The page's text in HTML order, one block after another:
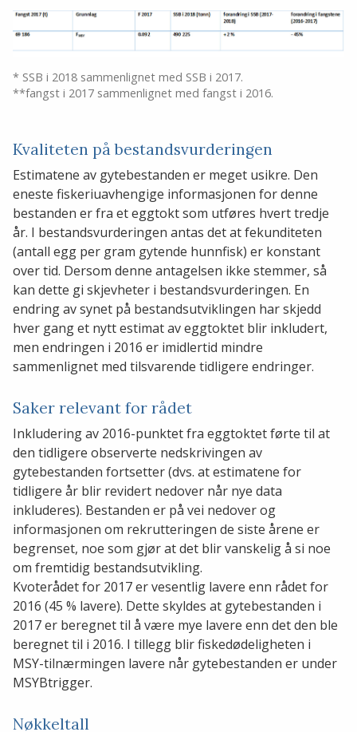
* SSB i 2018 sammenlignet med SSB i 2017.
**fangst i 2017 sammenlignet med fangst i 2016.
Kvaliteten på bestandsvurderingen
Estimatene av gytebestanden er meget usikre. Den
eneste fiskeriuavhengige informasjonen for denne
bestanden er fra et eggtokt som utføres hvert tredje
år. I bestandsvurderingen antas det at fekunditeten
(antall egg per gram gytende hunnfisk) er konstant
over tid. Dersom denne antagelsen ikke stemmer, så
kan dette gi skjevheter i bestandsvurderingen. En
endring av synet på bestandsutviklingen har skjedd
hver gang et nytt estimat av eggtoktet blir inkludert,
men endringen i 2016 er imidlertid mindre
sammenlignet med tilsvarende tidligere endringer.
Saker relevant for rådet
Inkludering av 2016-punktet fra eggtoktet førte til at
den tidligere observerte nedskrivingen av
gytebestanden fortsetter (dvs. at estimatene for
tidligere år blir revidert nedover når nye data
inkluderes). Bestanden er på vei nedover og
informasjonen om rekrutteringen de siste årene er
begrenset, noe som gjør at det blir vanskelig å si noe
om fremtidig bestandsutvikling.
Kvoterådet for 2017 er vesentlig lavere enn rådet for
2016 (45 % lavere). Dette skyldes at gytebestanden i
2017 er beregnet til å være mye lavere enn det den ble
beregnet til i 2016. I tillegg blir fiskedødeligheten i
MSY-tilnærmingen lavere når gytebestanden er under
MSYBtrigger.
Nøkkeltall